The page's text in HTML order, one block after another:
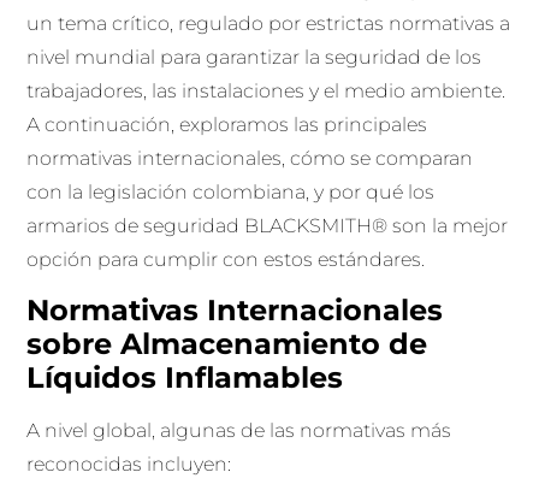
un tema crítico, regulado por estrictas normativas a
nivel mundial para garantizar la seguridad de los
trabajadores, las instalaciones y el medio ambiente.
A continuación, exploramos las principales
normativas internacionales, cómo se comparan
con la legislación colombiana, y por qué los
armarios de seguridad BLACKSMITH® son la mejor
opción para cumplir con estos estándares.
Normativas Internacionales
sobre Almacenamiento de
Líquidos Inflamables
A nivel global, algunas de las normativas más
reconocidas incluyen: